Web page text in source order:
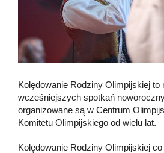
Kolędowanie Rodziny Olimpijskiej to
wcześniejszych spotkań
organizowane są w Centrum
Komitetu Olimpijskiego od wielu lat.
Kolędowanie Rodziny Olimpijskiej